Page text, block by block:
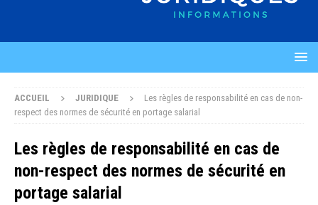
ACCUEIL JURIDIQUE
Les règles de responsabilité en cas de non-
respect des normes de sécurité en portage salarial
Les règles de responsabilité en cas de
non-respect des normes de sécurité en
portage salarial